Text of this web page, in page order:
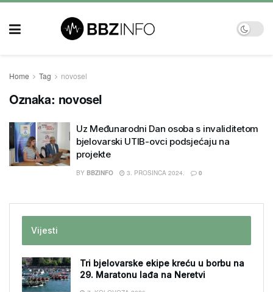
Home Tag novosel
Oznaka: novosel
Uz Međunarodni Dan osoba s invaliditetom
bjelovarski UTIB-ovci podsjećaju na
projekte
BY BBZINFO 3. PROSINCA 2024. 0
Vijesti
Tri bjelovarske ekipe kreću u borbu na
29. Maratonu lađa na Neretvi